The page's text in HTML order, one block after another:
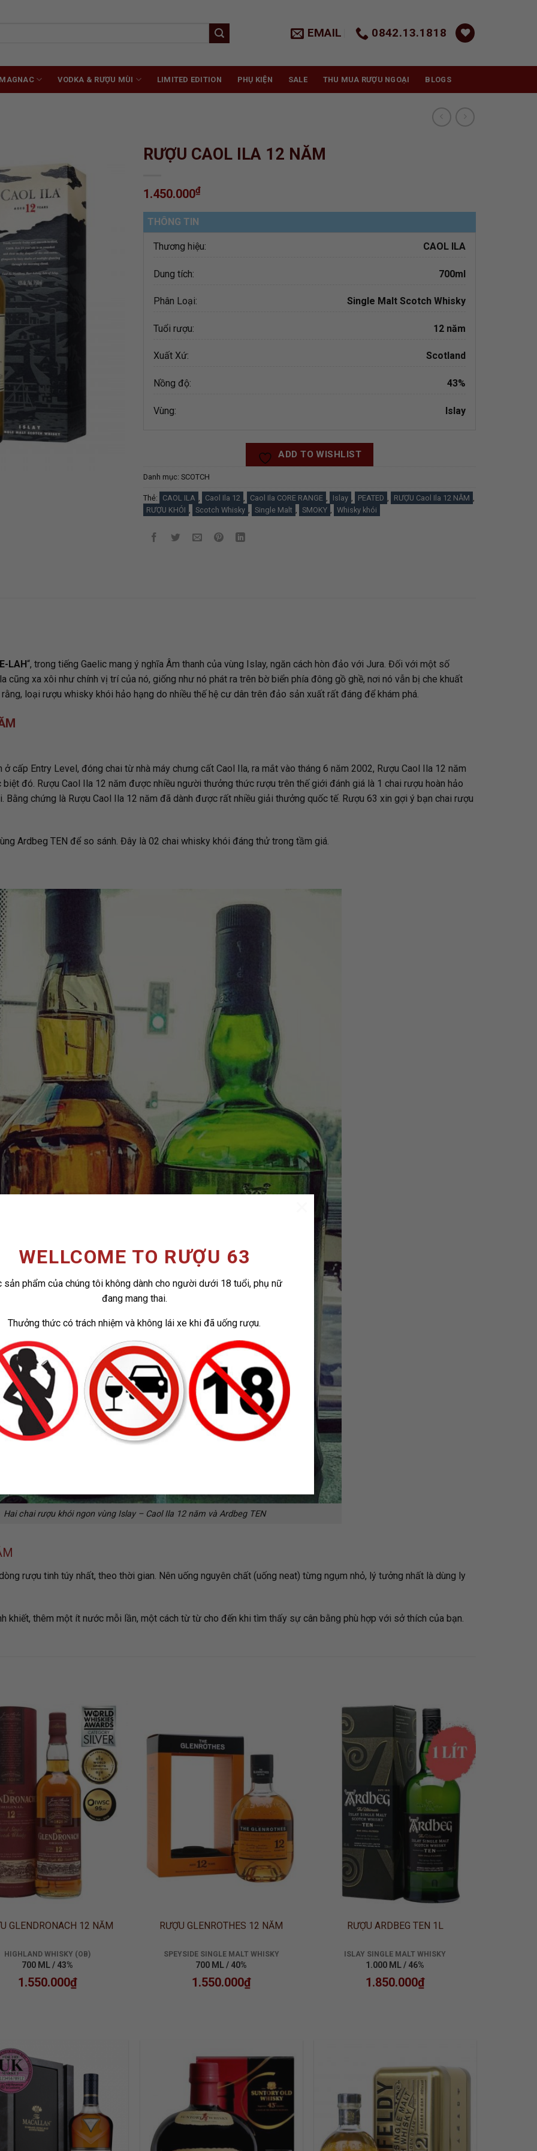
WELLCOME TO RƯỢU 63
sản phẩm của chúng tôi không dành cho người dưới 18 tuổi, phụ nữ
đang mang thai.
Thưởng thức có trách nhiệm và không lái xe khi đã uống rượu.
EMAIL 0842.13.1818
VODKA & RƯỢU MÙI LIMITED EDITION PHỤ KIỆN SALE THU MUA RƯỢU NGOẠI BLOGS
ADD TO
WISHLIST
RƯỢU CAOL ILA 12 NĂM
1.450.000₫
THÔNG TIN
Thương hiệu: CAOL ILA
Dung tích: 700ml
Phân Loại: Single Malt Scotch Whisky
Tuổi rượu: 12 năm
Xuất Xứ: Scotland
Nồng độ: 43%
Vùng: Islay
ADD TO WISHLIST
Danh mục: SCOTCH
Thẻ: CAOL ILA Caol Ila 12 Caol Ila CORE RANGE Islay PEATED RƯỢU Caol Ila 12 NĂM
RƯỢU KHÓI
Scotch Whisky Single Malt SMOKY Whisky khói
LAH“, trong tiếng Gaelic mang ý nghĩa Âm thanh của vùng Islay, ngăn cách hòn đảo với Jura. Đối với một số
cũng xa xôi như chính vị trí của nó, giống như nó phát ra trên bờ biển phía đông gồ ghề, nơi nó vẫn bị che khuất
loại rượu whisky khói hảo hạng do nhiều thế hệ cư dân trên đảo sản xuất rất đáng để khám phá.
cấp Entry Level, đóng chai từ nhà máy chưng cất Caol Ila, ra mắt vào tháng 6 năm 2002, Rượu Caol Ila 12 năm
đó. Rượu Caol Ila 12 năm được nhiều người thưởng thức rượu trên thế giới đánh giá là 1 chai rượu hoàn hảo
chứng là Rượu Caol Ila 12 năm đã dành được rất nhiều giải thưởng quốc tế. Rượu 63 xin gợi ý bạn chai rượu
Ardbeg TEN để so sánh. Đây là 02 chai whisky khói đáng thử trong tầm giá.
Hai chai rượu khói ngon vùng Islay – Caol Ila 12 năm và Ardbeg TEN
rượu tinh túy nhất, theo thời gian. Nên uống nguyên chất (uống neat) từng ngụm nhỏ, lý tưởng nhất là dùng ly
khiết, thêm một ít nước mỗi lần, một cách từ từ cho đến khi tìm thấy sự cân bằng phù hợp với sở thích của bạn.
ADD TO
WISHLIST
GLENDRONACH 12 NĂM
HIGHLAND WHISKY (OB)
700 ML / 43%
1.550.000₫
RƯỢU GLENROTHES 12 NĂM
SPEYSIDE SINGLE MALT WHISKY
700 ML / 40%
1.550.000₫
ADD TO
WISHLIST
RƯỢU ARDBEG TEN 1L
ISLAY SINGLE MALT WHISKY
1.000 ML / 46%
1.850.000₫
ADD TO
WISHLIST
ADD TO
WISHLIST
WISHLIST